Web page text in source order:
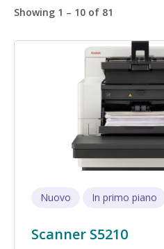
Showing 1 – 10 of 81
Immagine
Nuovo In primo piano
Scanner S5210